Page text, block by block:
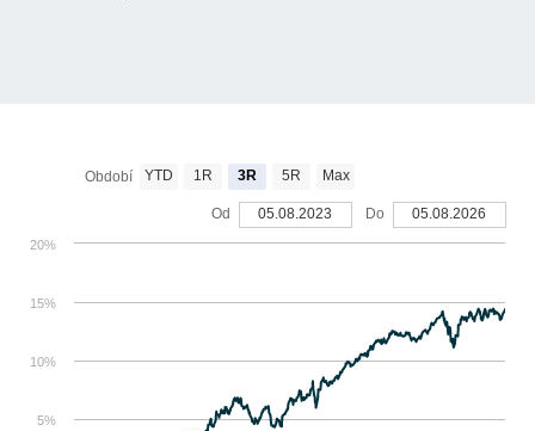
5%
10%
15%
20%
Období YTD 1R 3R 5R Max
Od 05.08.2023 Do 05.08.2026